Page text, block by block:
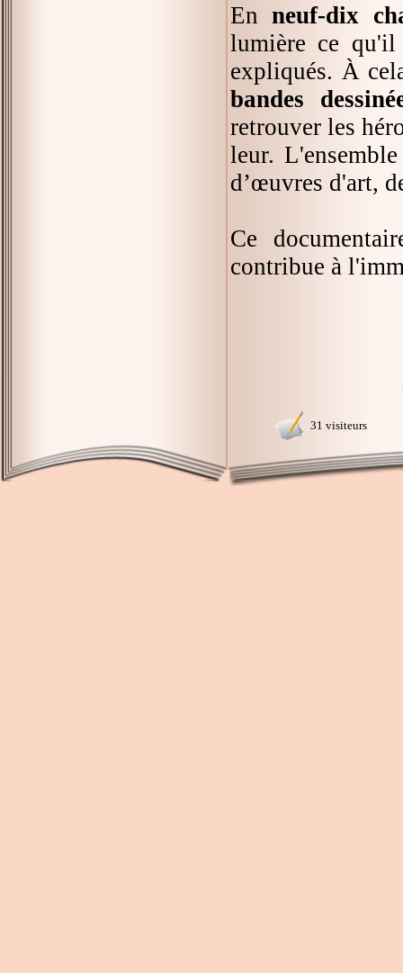
Enneuf-dix
lumière ce
expliqués. À
bandes
retrouver les
leur.
d’œuvres d'art,
Ce
contribue à
31 visiteurs